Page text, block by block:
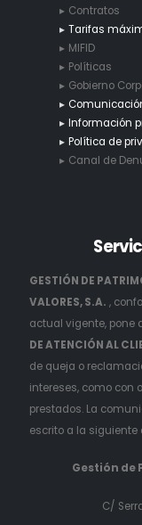
Contratos
Tarifas
MIFID
Políticas
Gobierno
Información
Política de
Canal de
GESTIÓN DE
VALORES, S.A. ,
actual vigente, pone
DE ATENCIÓN AL
de queja o
intereses, como con
prestados. La
escrito a la siguiente
Gestión de
C/